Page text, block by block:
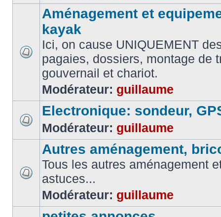
Aménagement et
kayak
Ici, on cause UNIQUEMENT
pagaies, dossiers, montage de
gouvernail et chariot.
Modérateur: guillaume
Electronique: sondeur,
Modérateur: guillaume
Autres aménagement,
Tous les autres aménagement
astuces...
Modérateur: guillaume